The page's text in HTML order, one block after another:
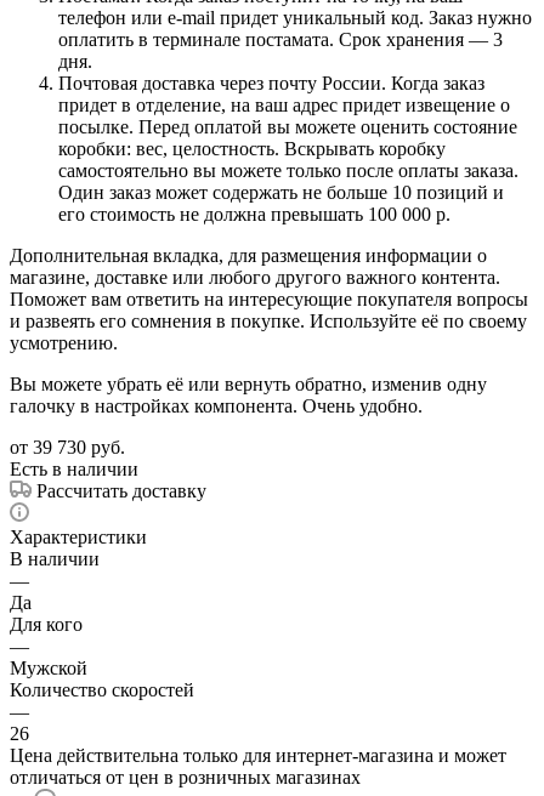
телефон или e-mail придет уникальный код. Заказ нужно
оплатить в терминале постамата. Срок хранения — 3
дня.
Почтовая доставка через почту России. Когда заказ
придет в отделение, на ваш адрес придет извещение о
посылке. Перед оплатой вы можете оценить состояние
коробки: вес, целостность. Вскрывать коробку
самостоятельно вы можете только после оплаты заказа.
Один заказ может содержать не больше 10 позиций и
его стоимость не должна превышать 100 000 р.
Дополнительная вкладка, для размещения информации о
магазине, доставке или любого другого важного контента.
Поможет вам ответить на интересующие покупателя вопросы
и развеять его сомнения в покупке. Используйте её по своему
усмотрению.
Вы можете убрать её или вернуть обратно, изменив одну
галочку в настройках компонента. Очень удобно.
от 39 730 руб.
Есть в наличии
Рассчитать доставку
Характеристики
В наличии
—
Да
Для кого
—
Мужской
Количество скоростей
—
26
Цена действительна только для интернет-магазина и может
отличаться от цен в розничных магазинах